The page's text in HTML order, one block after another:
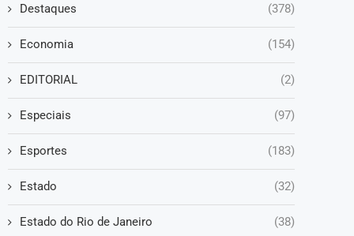
Destaques (378)
Economia (154)
EDITORIAL (2)
Especiais (97)
Esportes (183)
Estado (32)
Estado do Rio de Janeiro (38)